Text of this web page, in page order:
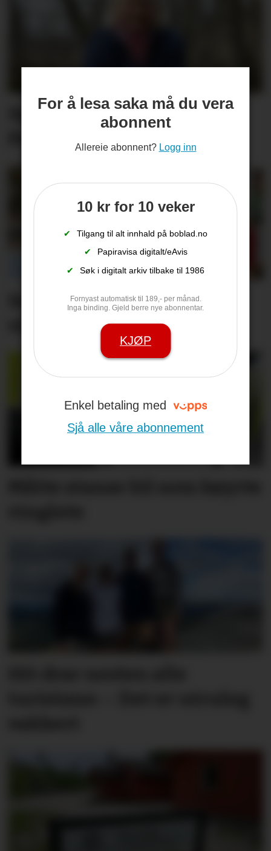
For å lesa saka må du vera
abonnent
Allereie abonnent? Logg inn
10 kr for 10 veker
✔
Tilgang til alt innhald på boblad.no
✔
Papiravisa digitalt/eAvis
✔
Søk i digitalt arkiv tilbake til 1986
Fornyast automatisk til 189,- per månad.
Inga binding. Gjeld berre nye abonnentar.
KJØP
Enkel betaling med
Sjå alle våre abonnement
Synne er ueinig: –
Pastinakk er ikkje giftig
Set friske fargar på eit
viktig inngangs­parti